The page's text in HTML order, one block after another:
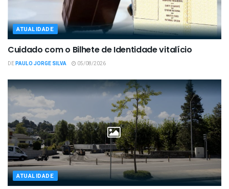
ATUALIDADE
Cuidado com o Bilhete de Identidade vitalício
DEPAULO JORGE SILVA 05/08/2026
ATUALIDADE